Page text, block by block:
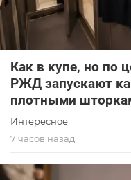
Как в купе, но по
РЖД запускают
плотными
Интересное
7 часов назад